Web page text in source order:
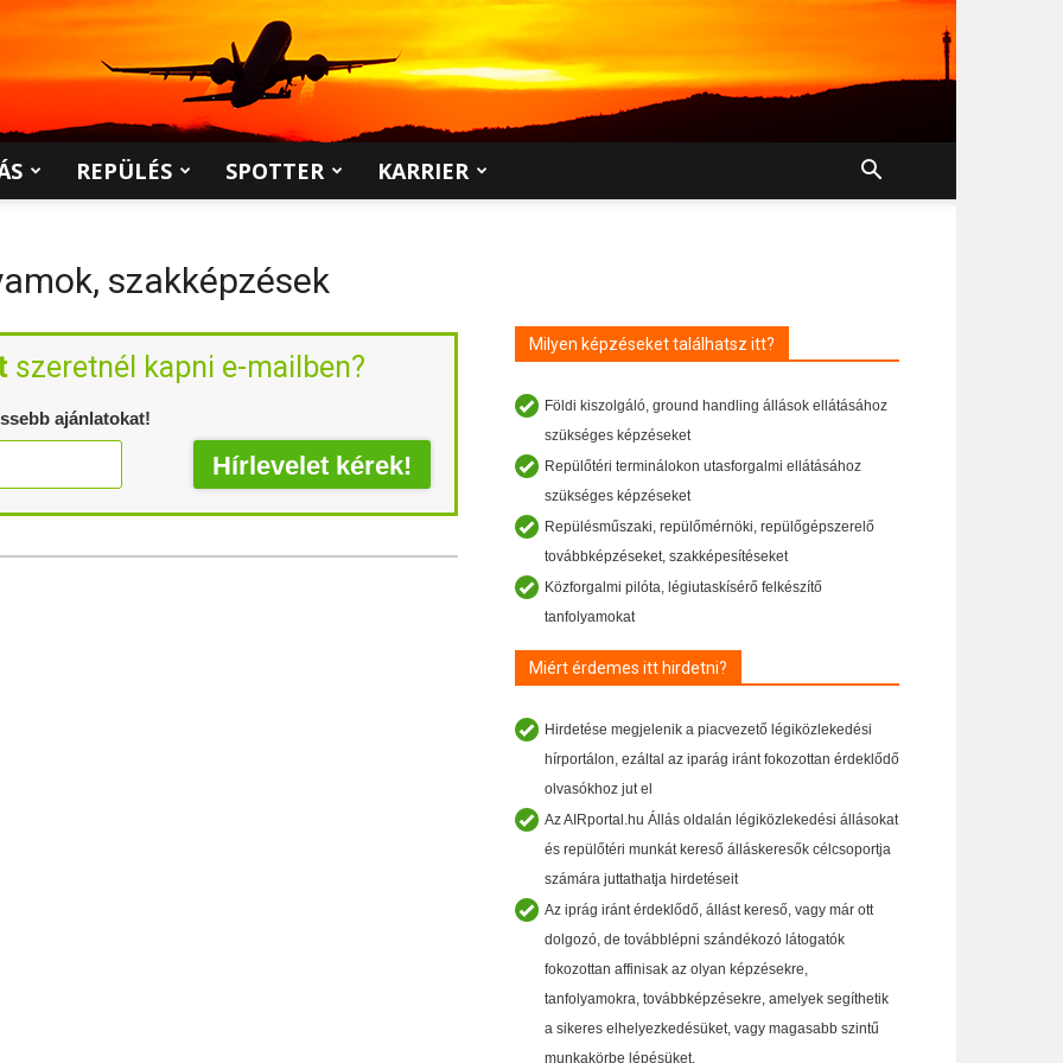
REPÜLÉS SPOTTER KARRIER
szakképzések
szeretnél kapni e-mailben?
ajánlatokat!
Milyen képzéseket találhatsz itt?
Földi kiszolgáló, ground handling állások ellátásához
szükséges képzéseket
Repülőtéri terminálokon utasforgalmi ellátásához
szükséges képzéseket
Repülésműszaki, repülőmérnöki, repülőgépszerelő
továbbképzéseket, szakképesítéseket
Közforgalmi pilóta, légiutaskísérő felkészítő
tanfolyamokat
Miért érdemes itt hirdetni?
Hirdetése megjelenik a piacvezető légiközlekedési
hírportálon, ezáltal az iparág iránt fokozottan érdeklődő
olvasókhoz jut el
Az AIRportal.hu Állás oldalán légiközlekedési állásokat
és repülőtéri munkát kereső álláskeresők célcsoportja
számára juttathatja hirdetéseit
Az iprág iránt érdeklődő, állást kereső, vagy már ott
dolgozó, de továbblépni szándékozó látogatók
fokozottan affinisak az olyan képzésekre,
tanfolyamokra, továbbképzésekre, amelyek segíthetik
a sikeres elhelyezkedésüket, vagy magasabb szintű
munkakörbe lépésüket.